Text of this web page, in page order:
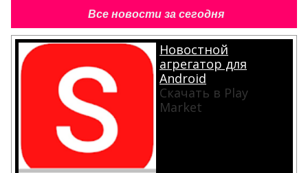
Все новости за сегодня
Новостной
агрегатор для
Android
Скачать в Play
Market